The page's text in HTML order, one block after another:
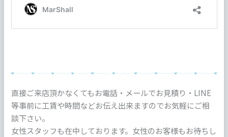
直接ご来店頂かなくてもお電話・メールでお見積り・LINE
等事前に工賃や時間などお伝え出来ますのでお気軽にご相
談下さい。
女性スタッフも在中しております。女性のお客様もお待ちし